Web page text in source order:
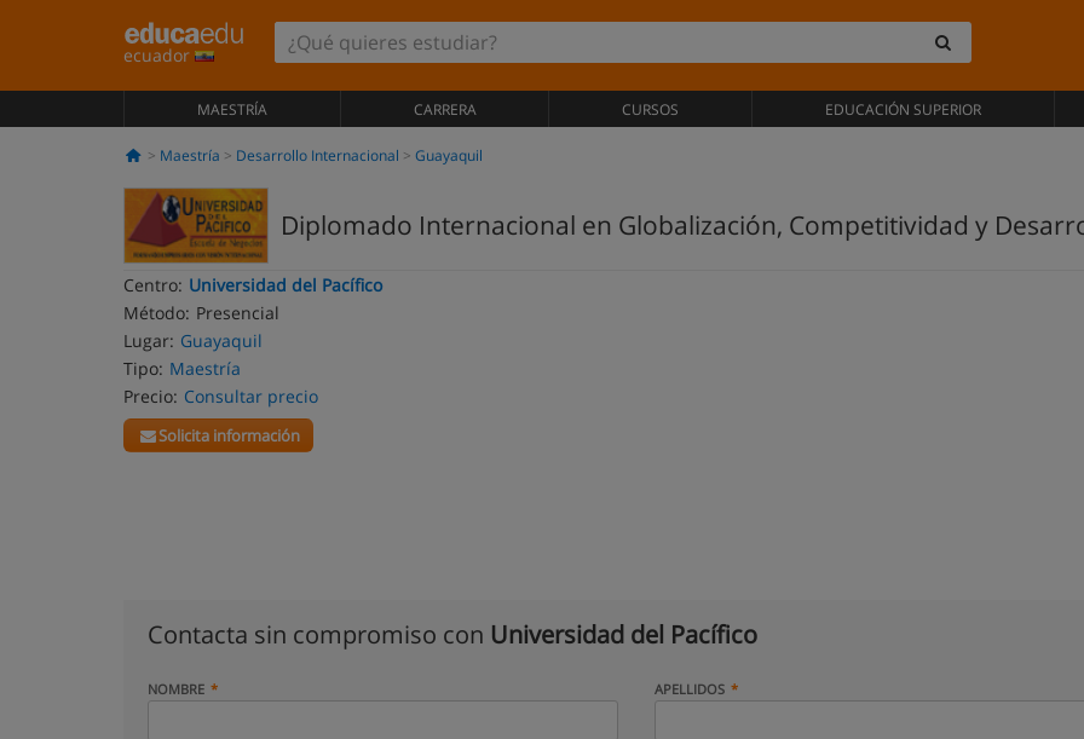
ecuador
MAESTRÍA CARRERA CURSOS EDUCACIÓN SUPERIOR
Maestría Desarrollo Internacional Guayaquil
Diplomado Internacional en Globalización, Competitividad y
Centro: Universidad del Pacífico
Método: Presencial
Lugar: Guayaquil
Tipo: Maestría
Precio: Consultar precio
Solicita información
Contacta sin compromiso con Universidad del Pacífico
NOMBRE APELLIDOS